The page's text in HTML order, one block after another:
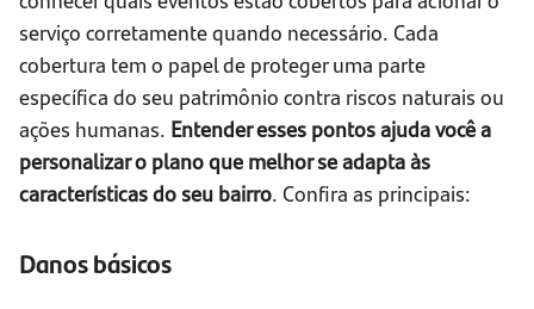
serviço corretamente quando necessário. Cada
cobertura tem o papel de proteger uma parte
específica do seu patrimônio contra riscos naturais ou
ações humanas. Entender esses pontos ajuda você a
personalizar o plano que melhor se adapta às
características do seu bairro. Confira as principais:
Danos básicos